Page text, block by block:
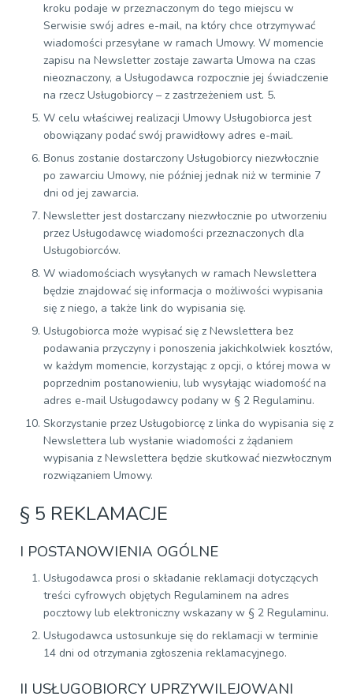
kroku podaje w przeznaczonym do tego miejscu w
Serwisie swój adres e-mail, na który chce otrzymywać
wiadomości przesyłane w ramach Umowy. W momencie
zapisu na Newsletter zostaje zawarta Umowa na czas
nieoznaczony, a Usługodawca rozpocznie jej świadczenie
na rzecz Usługobiorcy – z zastrzeżeniem ust. 5.
W celu właściwej realizacji Umowy Usługobiorca jest
obowiązany podać swój prawidłowy adres e-mail.
Bonus zostanie dostarczony Usługobiorcy niezwłocznie
po zawarciu Umowy, nie później jednak niż w terminie 7
dni od jej zawarcia.
Newsletter jest dostarczany niezwłocznie po utworzeniu
przez Usługodawcę wiadomości przeznaczonych dla
Usługobiorców.
W wiadomościach wysyłanych w ramach Newslettera
będzie znajdować się informacja o możliwości wypisania
się z niego, a także link do wypisania się.
Usługobiorca może wypisać się z Newslettera bez
podawania przyczyny i ponoszenia jakichkolwiek kosztów,
w każdym momencie, korzystając z opcji, o której mowa w
poprzednim postanowieniu, lub wysyłając wiadomość na
adres e-mail Usługodawcy podany w § 2 Regulaminu.
Skorzystanie przez Usługobiorcę z linka do wypisania się z
Newslettera lub wysłanie wiadomości z żądaniem
wypisania z Newslettera będzie skutkować niezwłocznym
rozwiązaniem Umowy.
§ 5 REKLAMACJE
I POSTANOWIENIA OGÓLNE
Usługodawca prosi o składanie reklamacji dotyczących
treści cyfrowych objętych Regulaminem na adres
pocztowy lub elektroniczny wskazany w § 2 Regulaminu.
Usługodawca ustosunkuje się do reklamacji w terminie
14 dni od otrzymania zgłoszenia reklamacyjnego.
II USŁUGOBIORCY UPRZYWILEJOWANI